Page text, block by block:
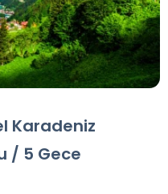
Karadeniz
/ 5 Gece